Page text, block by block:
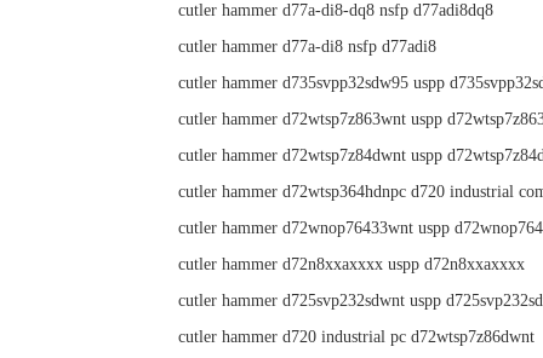
cutler hammer d77a-di8-dq8 nsfp d77adi8dq8
cutler hammer d77a-di8 nsfp d77adi8
cutler hammer d735svpp32sdw95 uspp
cutler hammer d72wtsp7z863wnt uspp
cutler hammer d72wtsp7z84dwnt uspp
cutler hammer d72wtsp364hdnpc d720 industrial
cutler hammer d72wnop76433wnt uspp
cutler hammer d72n8xxaxxxx uspp d72n8xxaxxxx
cutler hammer d725svp232sdwnt uspp
cutler hammer d720 industrial pc d72wtsp7z86dwnt